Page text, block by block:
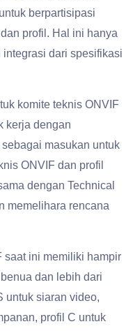
berpartisipasi
profil. Hal ini hanya
dari spesifikasi
komite teknis ONVIF
kerja dengan
masukan untuk
ONVIF dan profil
dengan Technical
memelihara rencana
saat ini memiliki hampir
dan lebih dari
untuk siaran video,
profil C untuk